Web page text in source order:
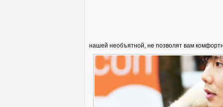
нашей необъятной, не позволят вам